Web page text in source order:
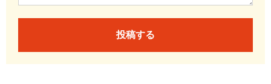
投稿する